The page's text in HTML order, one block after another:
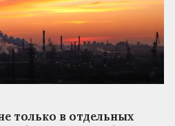
только в отдельных